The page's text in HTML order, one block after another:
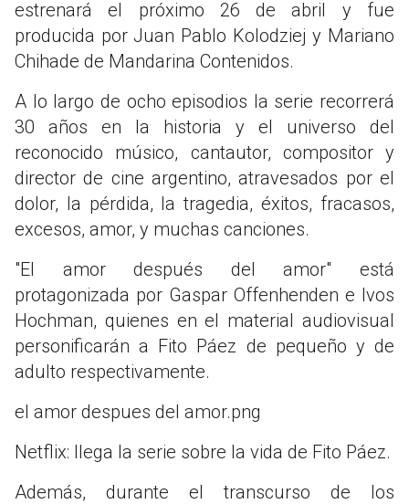
estrenará el próximo 26 de abril y fue
producida por Juan Pablo Kolodziej y Mariano
Chihade de Mandarina Contenidos.
A lo largo de ocho episodios la serie recorrerá
30 años en la historia y el universo del
reconocido músico, cantautor, compositor y
director de cine argentino, atravesados por el
dolor, la pérdida, la tragedia, éxitos, fracasos,
excesos, amor, y muchas canciones.
"El amor después del amor" está
protagonizada por Gaspar Offenhenden e Ivos
Hochman, quienes en el material audiovisual
personificarán a Fito Páez de pequeño y de
adulto respectivamente.
el amor despues del amor.png
Netflix: llega la serie sobre la vida de Fito Páez.
Además, durante el transcurso de los